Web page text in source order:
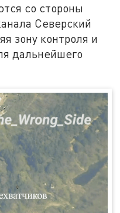
со стороны
Северский
зону контроля и
дальнейшего